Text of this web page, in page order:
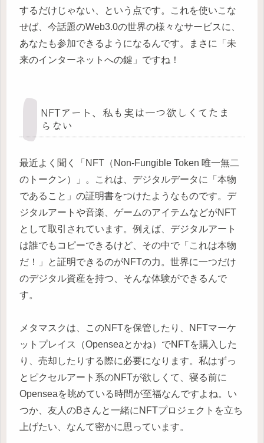
するだけじゃない、という点です。これを使いこな
せば、今話題のWeb3.0の世界の様々なサービスに、
あなたも参加できるようになるんです。まさに「未
来のインターネットへの鍵」ですね！
NFTアート、私も実は一つ欲しくてたま
らない
最近よく聞く「NFT（Non-Fungible Token 唯一無二
のトークン）」。これは、デジタルデータに「本物
であること」の証明書をつけたようなものです。デ
ジタルアートや音楽、ゲームのアイテムなどがNFT
として取引されています。例えば、デジタルアート
は誰でもコピーできるけど、その中で「これは本物
だ！」と証明できるのがNFTの力。世界に一つだけ
のデジタル資産を持つ、そんな体験ができるんで
す。
メタマスクは、このNFTを保管したり、NFTマーケ
ットプレイス（Openseaとかね）でNFTを購入した
り、売却したりする際に必要になります。私はずっ
とピクセルアート系のNFTが欲しくて、寝る前に
Openseaを眺めている時間が至福なんですよね。い
つか、友人のBさんと一緒にNFTプロジェクトを立ち
上げたい、なんて密かに思っています。